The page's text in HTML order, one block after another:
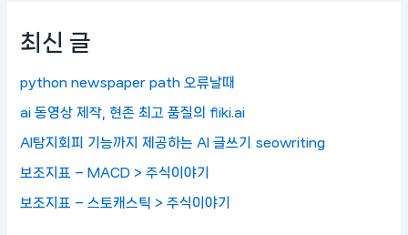
최신 글
python newspaper path 오류날때
ai 동영상 제작, 현존 최고 품질의 fliki.ai
AI탐지회피 기능까지 제공하는 AI 글쓰기 seowriting
보조지표 – MACD > 주식이야기
보조지표 – 스토캐스틱 > 주식이야기